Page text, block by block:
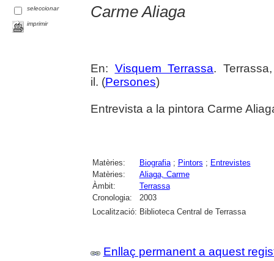
seleccionar
imprimir
Carme Aliaga
En: Visquem Terrassa.
il. (Persones)
Entrevista a la pintora Carme
Matèries: Biografia; Pintors ; Entrevistes
Matèries:
Aliaga, Carme
Àmbit:
Terrassa
Cronologia:
2003
Localització: Biblioteca Central de Terrassa
Enllaç permanent a aquest